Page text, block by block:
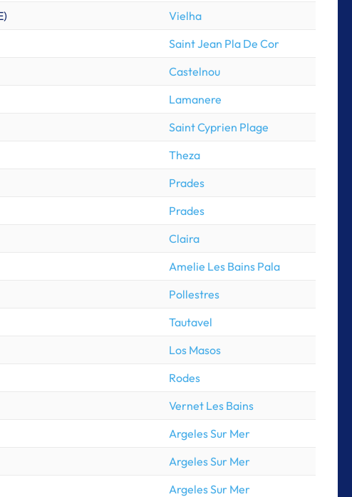
)
Vielha
Saint Jean Pla De Cor
Castelnou
Lamanere
Saint Cyprien Plage
Theza
Prades
Prades
Claira
Amelie Les Bains Pala
Pollestres
Tautavel
Los Masos
Rodes
Vernet Les Bains
Argeles Sur Mer
Argeles Sur Mer
Argeles Sur Mer